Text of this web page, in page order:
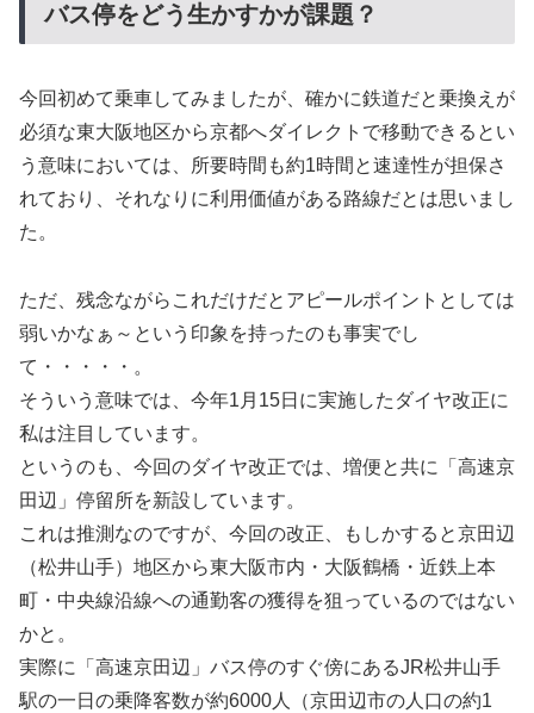
バス停をどう生かすかが課題？
今回初めて乗車してみましたが、確かに鉄道だと乗換えが
必須な東大阪地区から京都へダイレクトで移動できるとい
う意味においては、所要時間も約1時間と速達性が担保さ
れており、それなりに利用価値がある路線だとは思いまし
た。
ただ、残念ながらこれだけだとアピールポイントとしては
弱いかなぁ～という印象を持ったのも事実でし
て・・・・・。
そういう意味では、今年1月15日に実施したダイヤ改正に
私は注目しています。
というのも、今回のダイヤ改正では、増便と共に「高速京
田辺」停留所を新設しています。
これは推測なのですが、今回の改正、もしかすると京田辺
（松井山手）地区から東大阪市内・大阪鶴橋・近鉄上本
町・中央線沿線への通勤客の獲得を狙っているのではない
かと。
実際に「高速京田辺」バス停のすぐ傍にあるJR松井山手
駅の一日の乗降客数が約6000人（京田辺市の人口の約1